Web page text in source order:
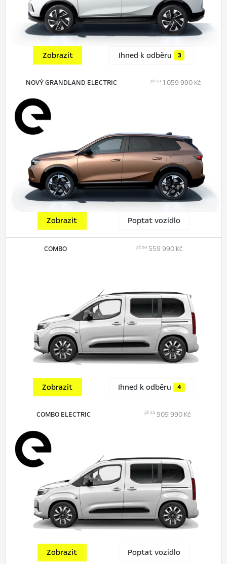
Zobrazit Ihned k odběru 3
NOVÝ GRANDLAND ELECTRIC již za1 059 990 Kč
Zobrazit Poptat vozidlo
COMBO již za 559 990 Kč
Zobrazit Ihned k odběru 4
COMBO ELECTRIC již za909 990 Kč
Zobrazit Poptat vozidlo